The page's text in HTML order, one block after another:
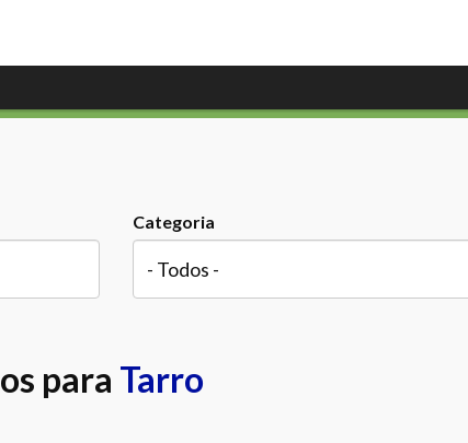
Categoria
para Tarro